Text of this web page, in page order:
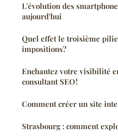
L'évolution des
aujourd'hui
Quel effet le troisième
impositions?
Enchantez votre visibilité
consultant SEO !
Comment créer un site
Strasbourg : comment